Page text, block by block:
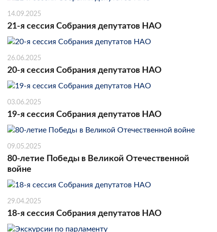
14.09.2025
21-я сессия Собрания депутатов НАО
26.06.2025
20-я сессия Собрания депутатов НАО
03.06.2025
19-я сессия Собрания депутатов НАО
09.05.2025
80-летие Победы в Великой Отечественной
войне
29.04.2025
18-я сессия Собрания депутатов НАО